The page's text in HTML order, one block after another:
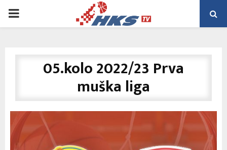
PRIMARY
05.kolo 2022/23 Prva
muška liga